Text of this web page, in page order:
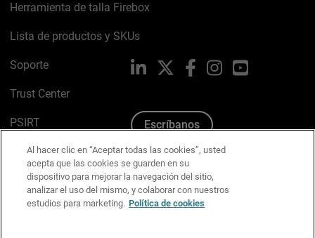
Herramienta de talla Firebox
Lista de productos y SKUs
Soporte
Trust Center
PSIRT
Política de cookies
Política de privacidad
Kit de medios y marca
LinkedIn FacebookInstagramYouTube
Escríbanos
Al hacer clic en “Aceptar todas las cookies”, usted
acepta que las cookies se guarden en su
dispositivo para mejorar la navegación del sitio,
analizar el uso del mismo, y colaborar con nuestros
estudios para marketing. Política de cookies